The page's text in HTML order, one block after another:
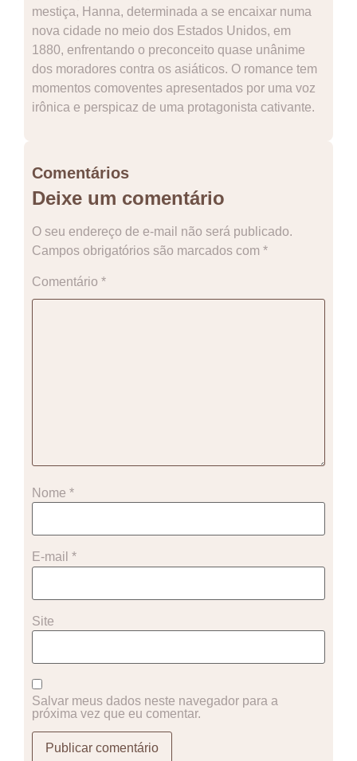
mestiça, Hanna, determinada a se encaixar numa
nova cidade no meio dos Estados Unidos, em
1880, enfrentando o preconceito quase unânime
dos moradores contra os asiáticos. O romance tem
momentos comoventes apresentados por uma voz
irônica e perspicaz de uma protagonista cativante.
Comentários
Deixe um comentário
O seu endereço de e-mail não será publicado.
Campos obrigatórios são marcados com *
Comentário *
Nome *
E-mail *
Site
Salvar meus dados neste navegador para a
próxima vez que eu comentar.